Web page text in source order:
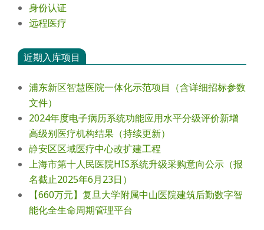
身份认证
远程医疗
近期入库项目
浦东新区智慧医院一体化示范项目（含详细招标参数
文件）
2024年度电⼦病历系统功能应⽤⽔平分级评价新增
⾼级别医疗机构结果（持续更新）
静安区区域医疗中心改扩建工程
上海市第十人民医院HIS系统升级采购意向公示（报
名截止2025年6月23日）
【660万元】复旦大学附属中山医院建筑后勤数字智
能化全生命周期管理平台